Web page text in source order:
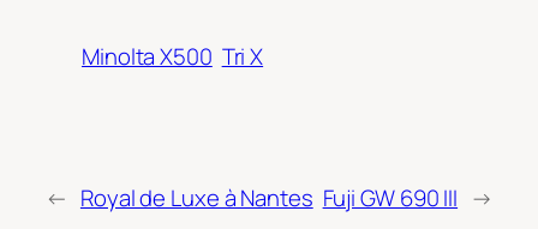
Minolta X500 Tri X
← Royal de Luxe à Nantes Fuji GW 690 III →